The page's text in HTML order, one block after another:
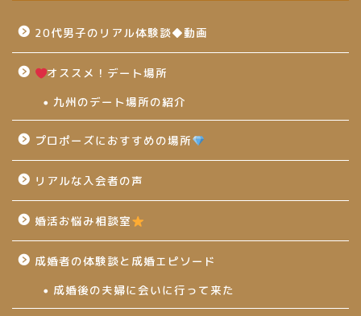
20代男子のリアル体験談◆動画
オススメ！デート場所
九州のデート場所の紹介
プロポーズにおすすめの場所
リアルな入会者の声
婚活お悩み相談室
成婚者の体験談と成婚エピソード
成婚後の夫婦に会いに行って来た